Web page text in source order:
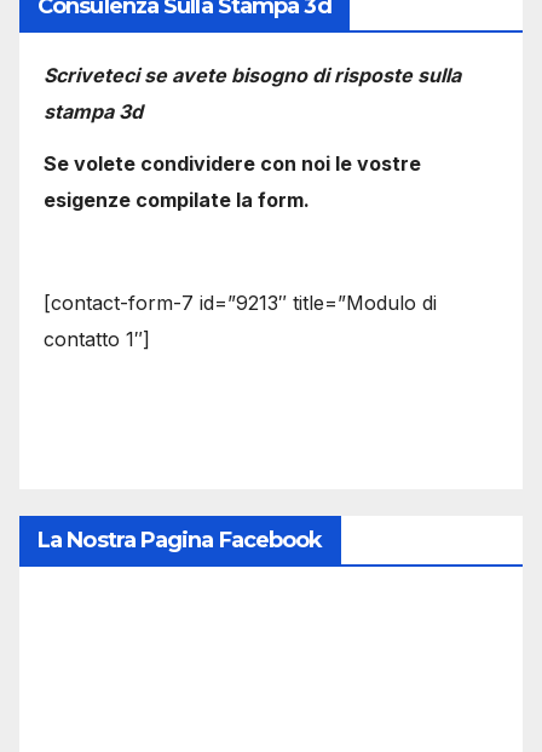
Consulenza Sulla Stampa 3d
Scriveteci se avete bisogno di risposte sulla
stampa 3d
Se volete condividere con noi le vostre
esigenze compilate la form.
[contact-form-7 id=”9213″ title=”Modulo di
contatto 1″]
La Nostra Pagina Facebook